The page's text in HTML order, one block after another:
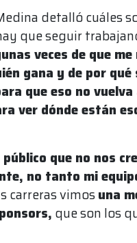
detalló cuáles
que seguir
veces de que
gana y de por
que eso no
ver dónde están
que no nos
no tanto mi
carreras vimosuna
que son los